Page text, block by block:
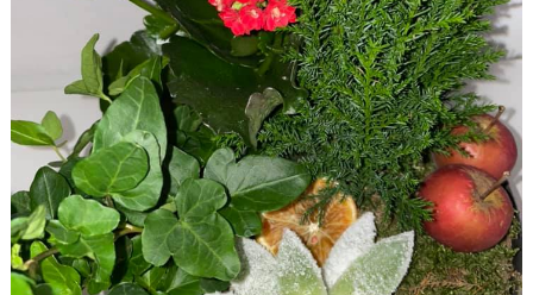
UTBILDNING FÖR LEDARE
OM KLUBBEN